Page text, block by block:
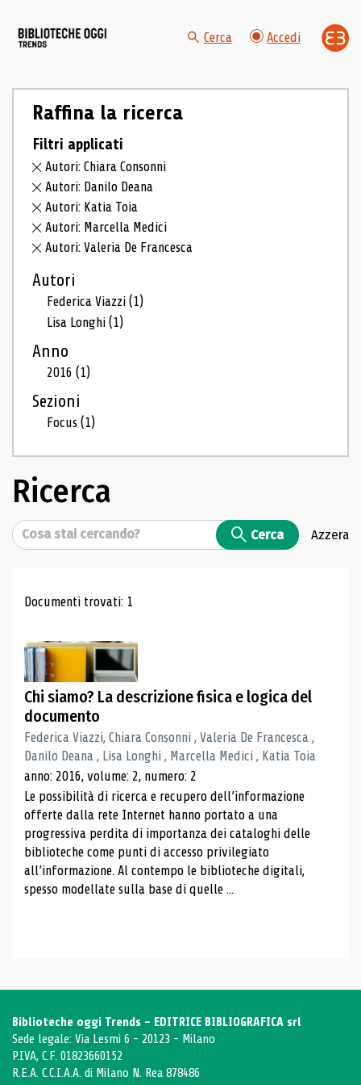
Cerca Accedi
Raffina la ricerca
Filtri applicati
Autori: Chiara Consonni
Autori: Danilo Deana
Autori: Katia Toia
Autori: Marcella Medici
Autori: Valeria De Francesca
Autori
Federica Viazzi(1)
Lisa Longhi(1)
Anno
2016(1)
Sezioni
Focus(1)
Ricerca
Cerca Cerca Azzera
Risultati di ricerca
Documenti trovati: 1
Chi siamo? La descrizione fisica e logica del
documento
Federica Viazzi, Chiara Consonni , Valeria De Francesca ,
Danilo Deana , Lisa Longhi , Marcella Medici , Katia Toia
anno: 2016, volume: 2, numero: 2
Le possibilità di ricerca e recupero dell’informazione
offerte dalla rete Internet hanno portato a una
progressiva perdita di importanza dei cataloghi delle
biblioteche come punti di accesso privilegiato
all’informazione. Al contempo le biblioteche digitali,
spesso modellate sulla base di quelle ...
Biblioteche oggi Trends - EDITRICE BIBLIOGRAFICA srl
Sede legale: Via Lesmi 6 - 20123 - Milano
P.IVA, C.F. 01823660152
R.E.A. C.C.I.A.A. di Milano N. Rea 878486